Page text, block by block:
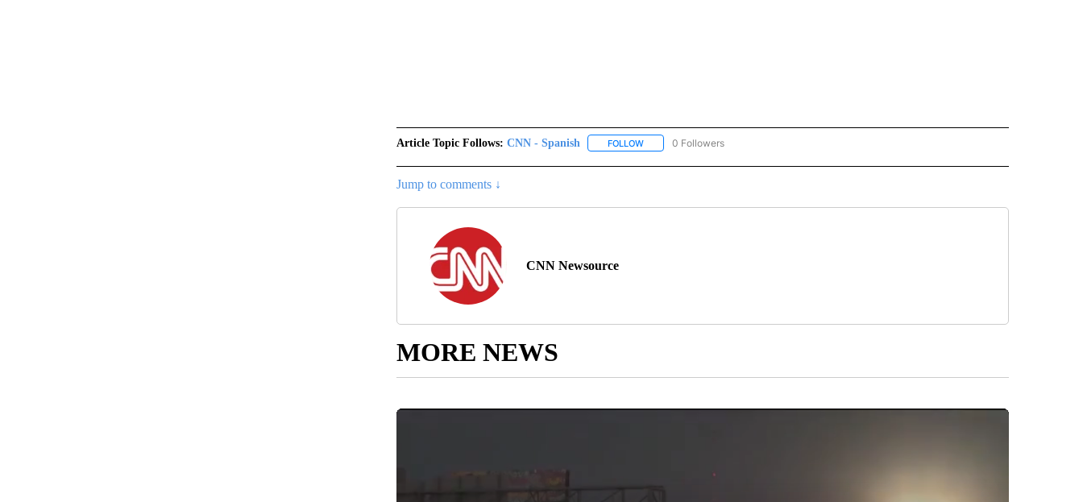
Article Topic Follows: CNN - Spanish FOLLOWFOLLOW "CNN - SPANISH" TO RECEIVE NOTIFICATIONS ABOUT NEW PAGES ON "CNN - SPANISH".
0 Followers
Jump to comments ↓
CNN Newsource
MORE NEWS